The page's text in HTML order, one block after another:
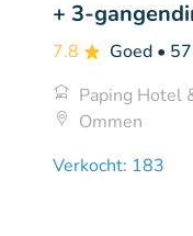
+ 3-
7.8 Goed •
Paping Hotel
Ommen
Verkocht: 183